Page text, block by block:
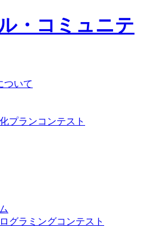
ついて
プランコンテスト
グラミングコンテスト